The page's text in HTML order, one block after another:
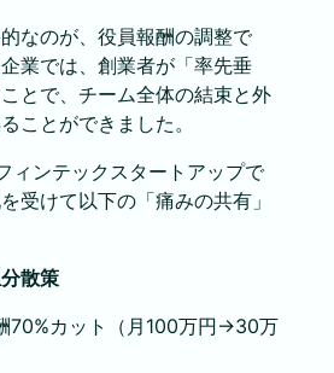
なのが、役員報酬の調整で
業では、創業者が「率先垂
とで、チーム全体の結束と外
ことができました。
ィンテックスタートアップで
受けて以下の「痛みの共有」
散策
70%カット（月100万円→30万